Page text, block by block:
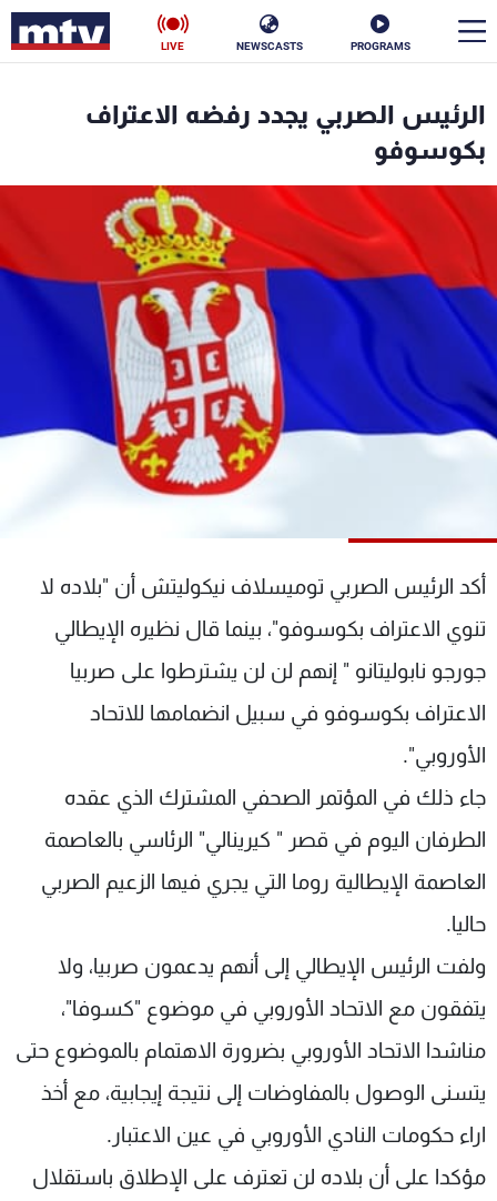
PROGRAMS
NEWSCASTS
LIVE
الرئيس الصربي يجدد رفضه الاعتراف
بكوسوفو
أكد الرئيس الصربي توميسلاف نيكوليتش أن "بلاده لا
تنوي الاعتراف بكوسوفو"، بينما قال نظيره الإيطالي
جورجو نابوليتانو " إنهم لن لن يشترطوا على صربيا
الاعتراف بكوسوفو في سبيل انضمامها للاتحاد
الأوروبي".
جاء ذلك في المؤتمر الصحفي المشترك الذي عقده
الطرفان اليوم في قصر " كيرينالي" الرئاسي بالعاصمة
العاصمة الإيطالية روما التي يجري فيها الزعيم الصربي
حاليا.
ولفت الرئيس الإيطالي إلى أنهم يدعمون صربيا، ولا
يتفقون مع الاتحاد الأوروبي في موضوع "كسوفا"،
مناشدا الاتحاد الأوروبي بضرورة الاهتمام بالموضوع حتى
يتسنى الوصول بالمفاوضات إلى نتيجة إيجابية، مع أخذ
اراء حكومات النادي الأوروبي في عين الاعتبار.
مؤكدا على أن بلاده لن تعترف على الإطلاق باستقلال
الأخبار
سياسة ناس
فن
منوعات رياضة
كأس العالم
عن MTV
الإنـتـاج
لاعلاناتكم
وظائف
شروط الإسـتخدام